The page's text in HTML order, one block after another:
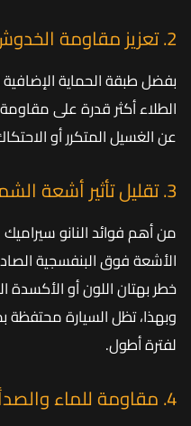
2. تعزيز مقاومة الخدوش
بفضل طبقة الحماية الإضافية
الطلاء أكثر قدرة على
عن الغسيل المتكرر أو
3. تقليل تأثير أشعة الشمس الضارة
من أهم فوائد النانو
الأشعة فوق البنفسجية
خطر بهتان اللون أو الأكسدة
وبهذا، تظل السيارة محتفظة
لفترة أطول.
4. مقاومة للماء والصدأ